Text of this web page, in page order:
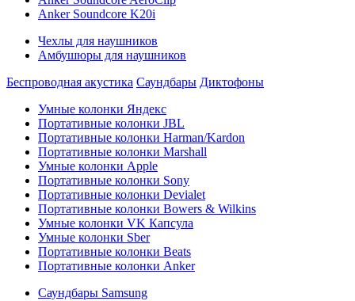
Anker Soundcore K20i
Чехлы для наушников
Амбушюры для наушников
Беспроводная акустика Саундбары Диктофоны
Умные колонки Яндекс
Портативные колонки JBL
Портативные колонки Harman/Kardon
Портативные колонки Marshall
Умные колонки Apple
Портативные колонки Sony
Портативные колонки Devialet
Портативные колонки Bowers & Wilkins
Умные колонки VK Капсула
Умные колонки Sber
Портативные колонки Beats
Портативные колонки Anker
Саундбары Samsung